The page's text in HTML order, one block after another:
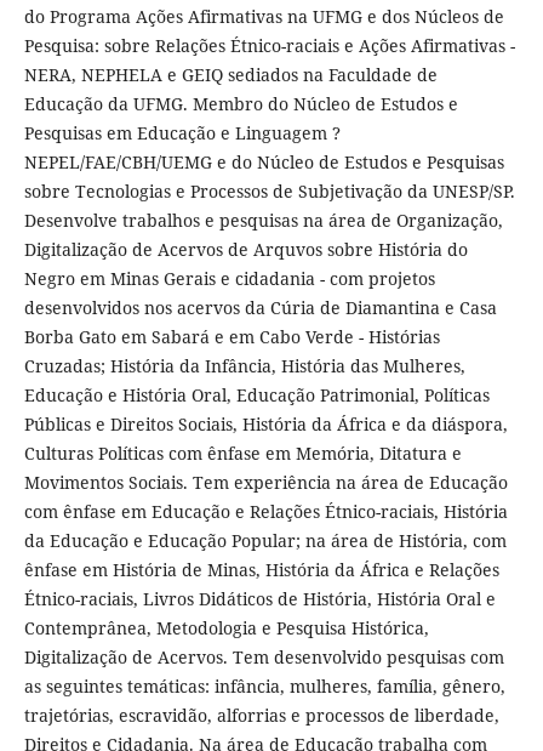
do Programa Ações Afirmativas na UFMG e dos Núcleos de
Pesquisa: sobre Relações Étnico-raciais e Ações Afirmativas -
NERA, NEPHELA e GEIQ sediados na Faculdade de
Educação da UFMG. Membro do Núcleo de Estudos e
Pesquisas em Educação e Linguagem ?
NEPEL/FAE/CBH/UEMG e do Núcleo de Estudos e Pesquisas
sobre Tecnologias e Processos de Subjetivação da UNESP/SP.
Desenvolve trabalhos e pesquisas na área de Organização,
Digitalização de Acervos de Arquvos sobre História do
Negro em Minas Gerais e cidadania - com projetos
desenvolvidos nos acervos da Cúria de Diamantina e Casa
Borba Gato em Sabará e em Cabo Verde - Histórias
Cruzadas; História da Infância, História das Mulheres,
Educação e História Oral, Educação Patrimonial, Políticas
Públicas e Direitos Sociais, História da África e da diáspora,
Culturas Políticas com ênfase em Memória, Ditatura e
Movimentos Sociais. Tem experiência na área de Educação
com ênfase em Educação e Relações Étnico-raciais, História
da Educação e Educação Popular; na área de História, com
ênfase em História de Minas, História da África e Relações
Étnico-raciais, Livros Didáticos de História, História Oral e
Contemprânea, Metodologia e Pesquisa Histórica,
Digitalização de Acervos. Tem desenvolvido pesquisas com
as seguintes temáticas: infância, mulheres, família, gênero,
trajetórias, escravidão, alforrias e processos de liberdade,
Direitos e Cidadania. Na área de Educação trabalha com